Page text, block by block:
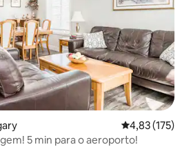
4,83 de uma
4,83 (175)
5 min para o aeroporto!